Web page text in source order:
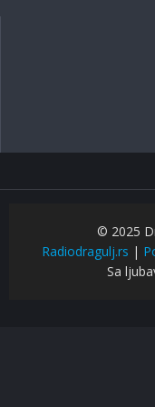
© 2025
Radiodragulj.rs |
Sa